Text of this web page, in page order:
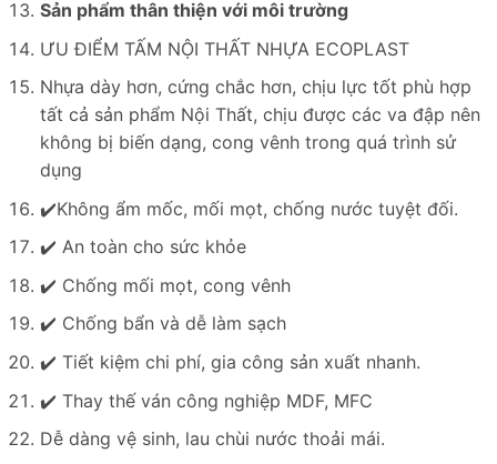
Sản phẩm thân thiện với môi trường
ƯU ĐIỂM TẤM NỘI THẤT NHỰA ECOPLAST
Nhựa dày hơn, cứng chắc hơn, chịu lực tốt phù hợp
tất cả sản phẩm Nội Thất, chịu được các va đập nên
không bị biến dạng, cong vênh trong quá trình sử
dụng
✔️Không ẩm mốc, mối mọt, chống nước tuyệt đối.
✔️ An toàn cho sức khỏe
✔️ Chống mối mọt, cong vênh
✔️ Chống bẩn và dễ làm sạch
✔️ Tiết kiệm chi phí, gia công sản xuất nhanh.
✔️ Thay thế ván công nghiệp MDF, MFC
Dễ dàng vệ sinh, lau chùi nước thoải mái.